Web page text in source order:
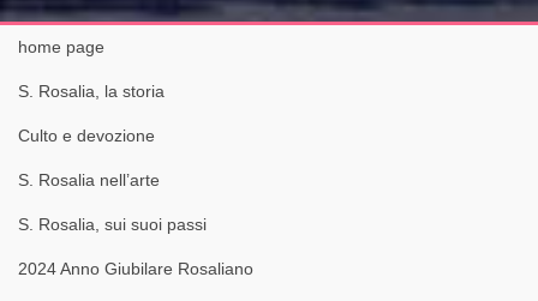
home page
S. Rosalia, la storia
Culto e devozione
S. Rosalia nell’arte
S. Rosalia, sui suoi passi
2024 Anno Giubilare Rosaliano